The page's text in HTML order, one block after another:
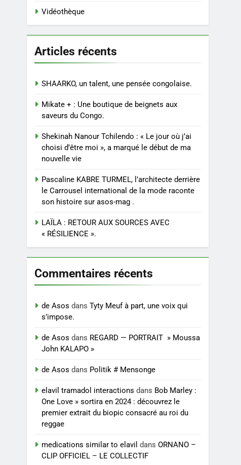
Vidéothèque
Articles récents
SHAARKO, un talent, une pensée congolaise.
Mikate + : Une boutique de beignets aux
saveurs du Congo.
Shekinah Nanour Tchilendo : « Le jour où j’ai
choisi d’être moi », a marqué le début de ma
nouvelle vie
Pascaline KABRE TURMEL, l’architecte derrière
le Carrousel international de la mode raconte
son histoire sur asos-mag .
LAÏLA : RETOUR AUX SOURCES AVEC
« RÉSILIENCE ».
Commentaires récents
de Asos dansTyty Meuf à part, une voix qui
s’impose.
de Asos dans REGARD — PORTRAIT » Moussa
John KALAPO »
de Asos dans Politik # Mensonge
elavil tramadol interactions dans Bob Marley :
One Love » sortira en 2024 : découvrez le
premier extrait du biopic consacré au roi du
reggae
medications similar to elavil dansORNANO –
CLIP OFFICIEL – LE COLLECTIF